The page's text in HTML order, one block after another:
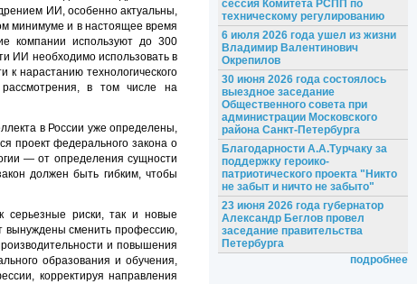
ИИ, особенно актуальны,
минимуме и в настоящее время
компании используют до 300
ИИ необходимо использовать в
к нарастанию технологического
в том числе на
в России уже определены,
проект федерального закона о
— от определения сущности
должен быть гибким, чтобы
серьезные риски, так и новые
вынуждены сменить профессию,
и повышения
образования и обучения,
корректируя направления
сессия Комитета РСПП по
техническому регулированию
6 июля 2026 года ушел из жизни
Владимир Валентинович
Окрепилов
30 июня 2026 года состоялось
выездное заседание
Общественного совета при
администрации Московского
района Санкт-Петербурга
Благодарности А.А.Турчаку за
поддержку героико-
патриотического проекта "Никто
не забыт и ничто не забыто"
23 июня 2026 года губернатор
Александр Беглов провел
заседание правительства
Петербурга
подробнее